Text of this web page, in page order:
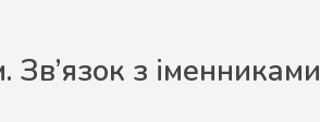
з іменниками